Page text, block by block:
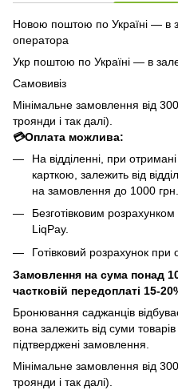
Новою поштою по Україні — в
оператора
Укр поштою по Україні — в
Самовивіз
Мінімальне замовлення від
троянди і так далі).
💳Оплата можлива:
На відділенні, при
карткою, залежить від
на замовлення до 1000 грн.
Безготівковим
LiqPay.
Готівковий розрахунок при
Замовлення на сума понад
частковій передоплаті 15-
Бронювання саджанців
вона залежить від суми
підтверджені замовлення.
Мінімальне замовлення від
троянди і так далі).